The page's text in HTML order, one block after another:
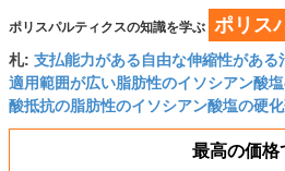
ポリスパルティクスの知識を学ぶ ポリス
札: 支払能力がある自由な伸縮性がある
適用範囲が広い脂肪性のイソシアン酸
酸抵抗の脂肪性のイソシアン酸塩の硬
最高の価格